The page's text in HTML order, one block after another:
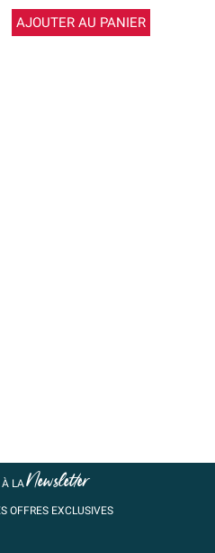
AJOUTER AU PANIER
À LANewsletter
OFFRES EXCLUSIVES